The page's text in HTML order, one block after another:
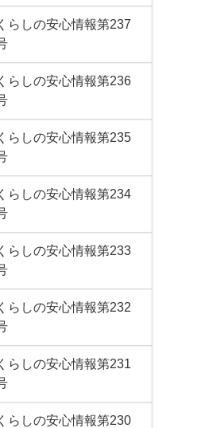
らしの安心情報第237
らしの安心情報第236
らしの安心情報第235
らしの安心情報第234
らしの安心情報第233
らしの安心情報第232
らしの安心情報第231
らしの安心情報第230